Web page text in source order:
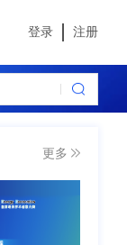
登录 注册
更多